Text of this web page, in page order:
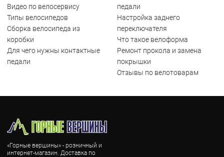
Видео по велосервису
Типы велосипедов
Сборка велосипеда из
коробки
Для чего нужны контактные
педали
педали
Настройка заднего
переключателя
Что такое велоформа
Ремонт прокола и замена
покрышки
Отзывы по велотоварам
«Горные вершины» - розничный и
интернет-магазин. Доставка по